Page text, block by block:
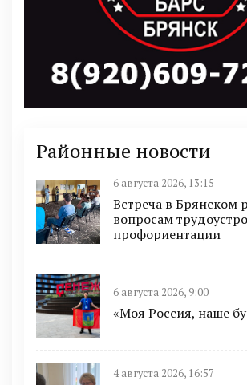
Районные новости
6 августа 2026, 13:15
Встреча в Брянском
вопросам
профориентации
6 августа 2026, 9:00
«Моя Россия, наше
4 августа 2026, 16:57